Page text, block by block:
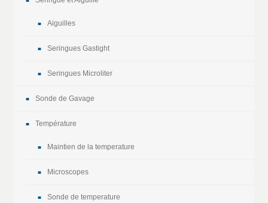
Aiguilles
Seringues Gastight
Seringues Microliter
Sonde de Gavage
Température
Maintien de la temperature
Microscopes
Sonde de temperature